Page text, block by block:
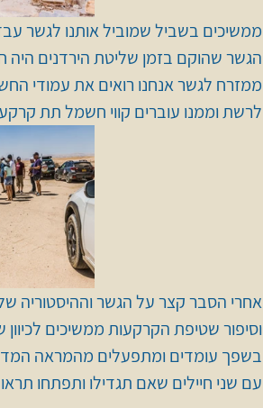
ממשיכים בשביל שמוביל אותנו לגשר
הגשר שהוקם בזמן שליטת הירדנים היה
ממזרח לגשר אנחנו רואים את עמודי
לרשת וממנו עוברים קווי חשמל תת
אחרי הסבר קצר על הגשר וההיסטוריה
וסיפור שטיפת הקרקעות ממשיכים
בשפך עומדים ומתפעלים מהמראה
עם שני חיילים שאם תגדילו ותפתחו תראו